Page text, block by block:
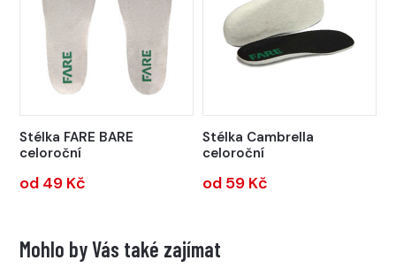
Stélka FARE BARE
celoroční
od 49 Kč
Stélka Cambrella
celoroční
od 59 Kč
Mohlo by Vás také zajímat